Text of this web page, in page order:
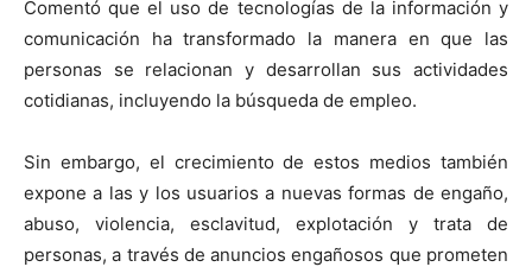
Comentó que el uso de tecnologías de la información y
comunicación ha transformado la manera en que las
personas se relacionan y desarrollan sus actividades
cotidianas, incluyendo la búsqueda de empleo.
Sin embargo, el crecimiento de estos medios también
expone a las y los usuarios a nuevas formas de engaño,
abuso, violencia, esclavitud, explotación y trata de
personas, a través de anuncios engañosos que prometen